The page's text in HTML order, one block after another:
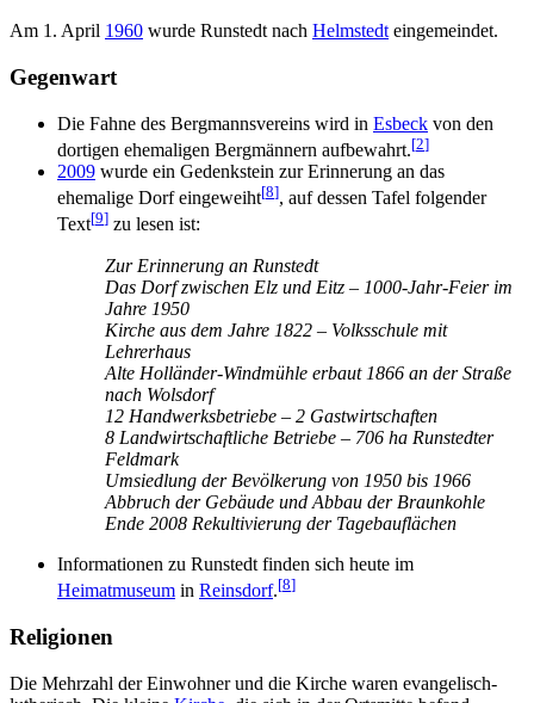
Am 1. April 1960 wurde Runstedt nach Helmstedt eingemeindet.
Gegenwart
Die Fahne des Bergmannsvereins wird in Esbeck von den
dortigen ehemaligen Bergmännern aufbewahrt.[2]
2009 wurde ein Gedenkstein zur Erinnerung an das
ehemalige Dorf eingeweiht[8], auf dessen Tafel folgender
Text[9] zu lesen ist:
Zur Erinnerung an Runstedt
Das Dorf zwischen Elz und Eitz – 1000-Jahr-Feier im
Jahre 1950
Kirche aus dem Jahre 1822 – Volksschule mit
Lehrerhaus
Alte Holländer-Windmühle erbaut 1866 an der Straße
nach Wolsdorf
12 Handwerksbetriebe – 2 Gastwirtschaften
8 Landwirtschaftliche Betriebe – 706 ha Runstedter
Feldmark
Umsiedlung der Bevölkerung von 1950 bis 1966
Abbruch der Gebäude und Abbau der Braunkohle
Ende 2008 Rekultivierung der Tagebauflächen
Informationen zu Runstedt finden sich heute im
Heimatmuseum in Reinsdorf.[8]
Religionen
Die Mehrzahl der Einwohner und die Kirche waren evangelisch-